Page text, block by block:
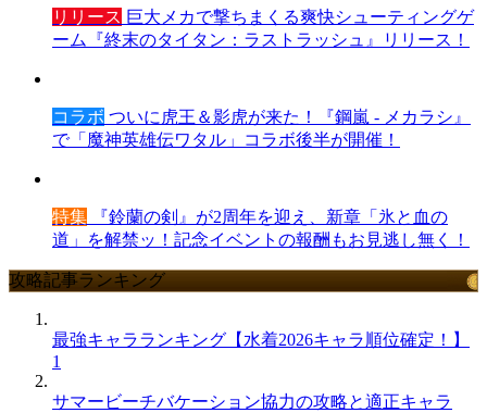
リリース 巨大メカで撃ちまくる爽快シューティングゲ
ーム『終末のタイタン：ラストラッシュ』リリース！
コラボ ついに虎王＆影虎が来た！『鋼嵐 - メカラシ』
で「魔神英雄伝ワタル」コラボ後半が開催！
特集 『鈴蘭の剣』が2周年を迎え、新章「氷と血の
道」を解禁ッ！記念イベントの報酬もお見逃し無く！
攻略記事ランキング
最強キャラランキング【水着2026キャラ順位確定！】
1
サマービーチバケーション協力の攻略と適正キャラ